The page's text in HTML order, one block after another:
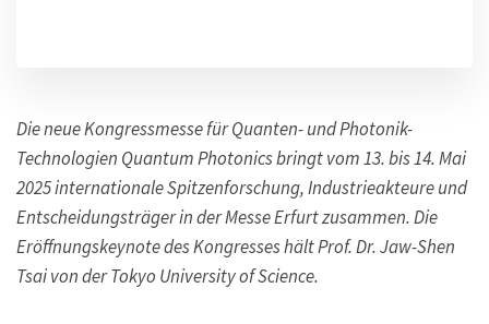
Die neue Kongressmesse für Quanten- und Photonik-
Technologien Quantum Photonics bringt vom 13. bis 14. Mai
2025 internationale Spitzenforschung, Industrieakteure und
Entscheidungsträger in der Messe Erfurt zusammen. Die
Eröffnungskeynote des Kongresses hält Prof. Dr. Jaw-Shen
Tsai von der Tokyo University of Science.